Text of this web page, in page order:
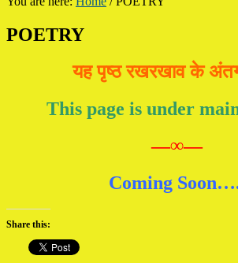
POETRY
यह पृष्ठ रखरखाव के
This page is under
—∞—
Coming
Share this: